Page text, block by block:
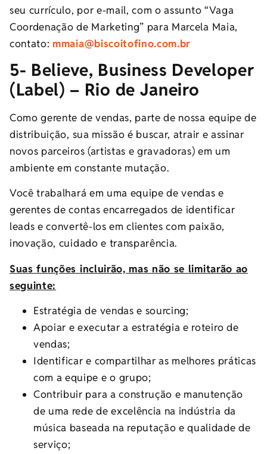
seu currículo, por e-mail, com o assunto “Vaga
Coordenação de Marketing” para Marcela Maia,
contato: mmaia@biscoitofino.com.br
5- Believe, Business Developer
(Label) – Rio de Janeiro
Como gerente de vendas, parte de nossa equipe de
distribuição, sua missão é buscar, atrair e assinar
novos parceiros (artistas e gravadoras) em um
ambiente em constante mutação.
Você trabalhará em uma equipe de vendas e
gerentes de contas encarregados de identificar
leads e convertê-los em clientes com paixão,
inovação, cuidado e transparência.
Suas funções incluirão, mas não se limitarão ao
seguinte:
Estratégia de vendas e sourcing;
Apoiar e executar a estratégia e roteiro de
vendas;
Identificar e compartilhar as melhores práticas
com a equipe e o grupo;
Contribuir para a construção e manutenção
de uma rede de excelência na indústria da
música baseada na reputação e qualidade de
serviço;